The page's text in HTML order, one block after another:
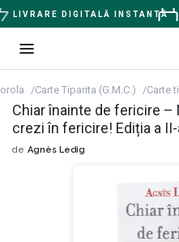
LIVRARE DIGITALĂ INSTANTĂ
Carte Tiparita (G.M.C.) Carte
Chiar înainte de fericire
crezi în fericire! Ediția a II-
de Agnès Ledig